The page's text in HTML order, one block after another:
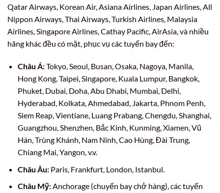
Qatar Airways, Korean Air, Asiana Airlines, Japan Airlines, All
Nippon Airways, Thai Airways, Turkish Airlines, Malaysia
Airlines, Singapore Airlines, Cathay Pacific, AirAsia, và nhiều
hãng khác đều có mặt, phục vụ các tuyến bay đến:
Châu Á:Tokyo, Seoul, Busan, Osaka, Nagoya, Manila,
Hong Kong, Taipei, Singapore, Kuala Lumpur, Bangkok,
Phuket, Dubai, Doha, Abu Dhabi, Mumbai, Delhi,
Hyderabad, Kolkata, Ahmedabad, Jakarta, Phnom Penh,
Siem Reap, Vientiane, Luang Prabang, Chengdu, Shanghai,
Guangzhou, Shenzhen, Bắc Kinh, Kunming, Xiamen, Vũ
Hán, Trùng Khánh, Nam Ninh, Cao Hùng, Đài Trung,
Chiang Mai, Yangon, v.v.
Châu Âu:Paris, Frankfurt, London, Istanbul.
Châu Mỹ:Anchorage (chuyến bay chở hàng), các tuyến